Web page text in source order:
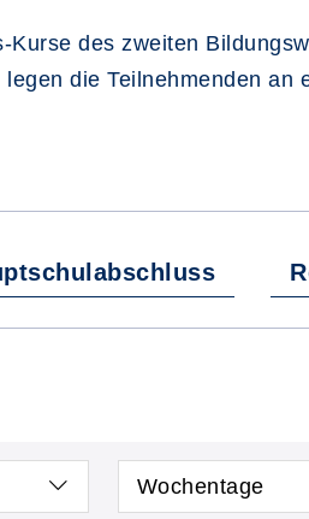
Kurse des zweiten
die Teilnehmenden
Wochentage